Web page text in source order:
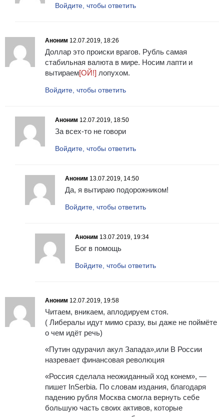
Войдите, чтобы ответить
Аноним 12.07.2019, 18:26
Доллар это происки врагов. Рубль самая
стабильная валюта в мире. Носим лапти и
вытираем[ОЙ!] лопухом.
Войдите, чтобы ответить
Аноним 12.07.2019, 18:50
За всех-то не говори
Войдите, чтобы ответить
Аноним 13.07.2019, 14:50
Да, я вытираю подорожником!
Войдите, чтобы ответить
Аноним 13.07.2019, 19:34
Бог в помощь
Войдите, чтобы ответить
Аноним 12.07.2019, 19:58
Читаем, вникаем, аплодируем стоя.
( Либералы идут мимо сразу, вы даже не поймёте
о чем идёт речь)
«Путин одурачил акул Запада»,или В России
назревает финансовая революция
«Россия сделала неожиданный ход конем», —
пишет InSerbia. По словам издания, благодаря
падению рубля Москва смогла вернуть себе
большую часть своих активов, которые